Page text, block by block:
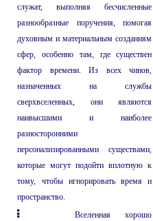
служат, выполняя бесчисленные
разнообразные поручения, помогая
духовным и материальным созданиям
сфер, особенно там, где существен
фактор времени. Из всех чинов,
назначенных на службы
сверхвселенных, они являются
наивысшими и наиболее
разносторонними
персонализированными существами,
которые могут подойти вплотную к
тому, чтобы игнорировать время и
пространство.
Вселенная хорошо